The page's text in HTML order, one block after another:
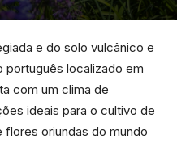
e do solo vulcânico e
português localizado em
com um clima de
ideais para o cultivo de
oriundas do mundo